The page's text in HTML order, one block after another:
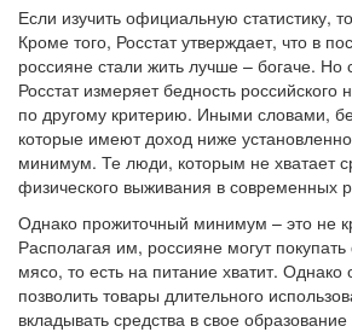
Если изучить официальную статистику,
Кроме того, Росстат утверждает, что в
россияне стали жить лучше – богаче. Но
Росстат измеряет бедность
по другому критерию. Иными словами,
которые имеют доход ниже
минимум. Те люди, которым не хватает
физического выживания в современных
Однако прожиточный минимум – это не
Располагая им, россияне могут
мясо, то есть на питание хватит. Однако
позволить товары длительного
вкладывать средства в свое